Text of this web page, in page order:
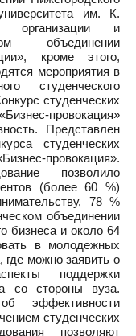
университета им. К.
организации и
объединении
кроме этого,
мероприятия в
студенческого
студенческих
провокация»
Представлен
студенческих
провокация».
позволило
(более 60 %)
78 %
объединении
бизнеса и около 64
в молодежных
можно заявить о
поддержки
со стороны вуза.
эффективности
студенческих
позволяют